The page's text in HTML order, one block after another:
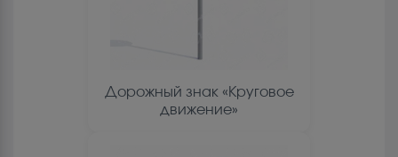
Дорожный знак «Круговое
движение»